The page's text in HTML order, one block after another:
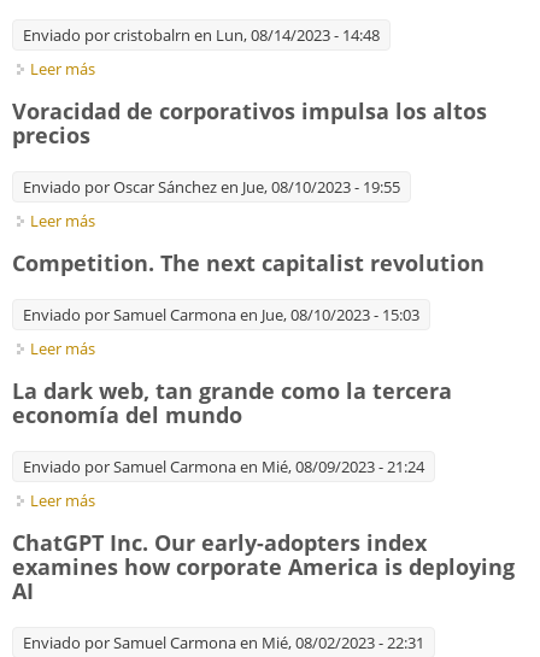
Enviado porcristobalrn en Lun, 08/14/2023 - 14:48
Leer más
Voracidad de corporativos impulsa los altos
precios
Enviado porOscar Sánchezen Jue, 08/10/2023 - 19:55
Leer más
Competition. The next capitalist revolution
Enviado porSamuel Carmonaen Jue, 08/10/2023 - 15:03
Leer más
La dark web, tan grande como la tercera
economía del mundo
Enviado porSamuel Carmonaen Mié, 08/09/2023 - 21:24
Leer más
ChatGPT Inc. Our early-adopters index
examines how corporate America is deploying
AI
Enviado porSamuel Carmonaen Mié, 08/02/2023 - 22:31